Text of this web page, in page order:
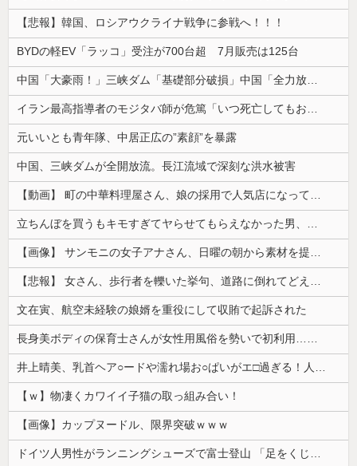
【悲報】韓国、ロシアウクライナ戦争に参戦へ！！！
BYDの軽EV「ラッコ」受注が700台超 7月販売は125台
中国「大豪雨！」三峡ダム「基礎部分破損」中国「全力放流！」台風13号「中国上陸予測」台風15号「中国接近（画像」中国「台風同時上陸！（穀物生産が...
イラン最高指導者のモジタバ師が危篤「いつ死亡してもおかしくない」…イラン大統領「意思疎通はかなり難しい」！
元いいとも青年隊、中居正広の”素顔”を暴露
中国、三峡ダムが全開放流。長江流域で深刻な洪水被害
【動画】 町の中華料理屋さん、娘の採用で人気店になってしまう
立ちんぼを買うもキモすぎてヤらせてもらえなかった男、代わりの足コキでまさかの大量身寸米青ｗｗｗ
【画像】 サンモニの女子アナさん、日曜の朝から素材を提供してしまう
【悲報】 女さん、歩行者を轢いた挙句、道路に倒れてどえらいことになってしまうw w w w w w w
文在寅、航空未経験の娘婿を重役にして収賄で起訴された
長身美ボディの保育士さんが女性用風俗を勢いで初利用…子供に絶対見せられないメスの顔でイキまくり。
井上晴美、乳首ヘア○ードや濡れ場お○ぱいがエ□過ぎる！人生最後のラスト写真集、最高！！
【ｗ】物凄くカワイイ子猫の取っ組み合い！
【画像】カップヌードル、限界突破ｗｗｗ
ドイツ人男性がランニングシューズで富士登山 「足をくじいて動けない」